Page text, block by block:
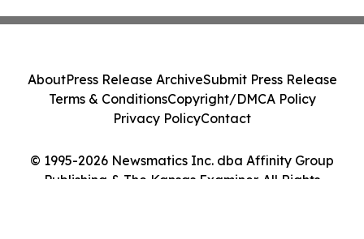
© 1995-2026 Newsmatics Inc. dba Affinity Group
Publishing & The Kansas Examiner. All Rights
AboutPress Release ArchiveSubmit Press Release
Terms & ConditionsCopyright/DMCA Policy
Privacy PolicyContact